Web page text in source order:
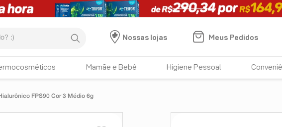
Nossas lojas
Meus Pedidos
Mamãe e Bebê Higiene Pessoal
FPS90 Cor 3 Médio 6g